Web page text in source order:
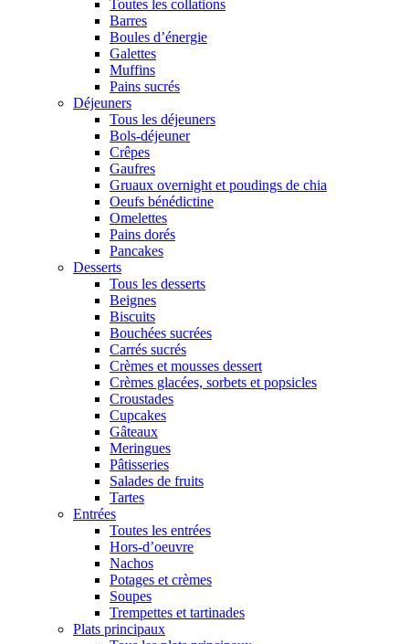
Toutes les collations
Barres
Boules d’énergie
Galettes
Muffins
Pains sucrés
Déjeuners
Tous les déjeuners
Bols-déjeuner
Crêpes
Gaufres
Gruaux overnight et poudings de chia
Oeufs bénédictine
Omelettes
Pains dorés
Pancakes
Desserts
Tous les desserts
Beignes
Biscuits
Bouchées sucrées
Carrés sucrés
Crèmes et mousses dessert
Crèmes glacées, sorbets et popsicles
Croustades
Cupcakes
Gâteaux
Meringues
Pâtisseries
Salades de fruits
Tartes
Entrées
Toutes les entrées
Hors-d’oeuvre
Nachos
Potages et crèmes
Soupes
Trempettes et tartinades
Plats principaux